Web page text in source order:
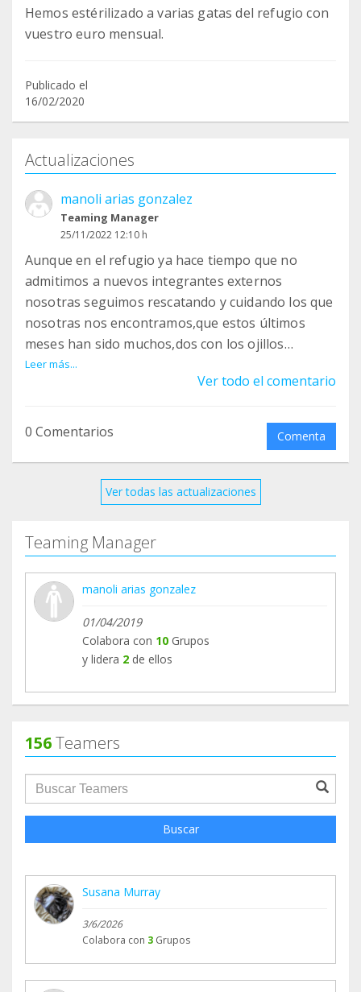
Hemos estérilizado a varias gatas del refugio con
vuestro euro mensual.
Publicado el
16/02/2020
Actualizaciones
manoli arias gonzalez
Teaming Manager
25/11/2022 12:10 h
Aunque en el refugio ya hace tiempo que no
admitimos a nuevos integrantes externos
nosotras seguimos rescatando y cuidando los que
nosotras nos encontramos,que estos últimos
meses han sido muchos,dos con los ojillos
fatal(que no pudieron salvarse),cuatro bebés que
están saliendo adelante(aunque ahora tienen
paramos y vuestra ayuda es imprescindible para
Leer más...
Ver todo el comentario
0 Comentarios Comenta
Ver todas las actualizaciones
Teaming Manager
manoli arias gonzalez
01/04/2019
Colabora con 10 Grupos
y lidera 2 de ellos
156Teamers
groupProfile.searchForm.search.text???
Buscar
Susana Murray
3/6/2026
Colabora con 3 Grupos